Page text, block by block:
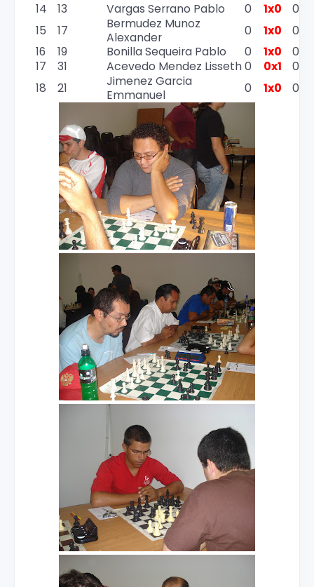
14
13 Vargas Serrano Pablo 0 1x0
0
15
17
Bermudez Munoz
Alexander
0 1x0
0
16
19 Bonilla Sequeira Pablo 0 1x0
0
17
31 Acevedo Mendez Lisseth0 0x1
0
18
21
Jimenez Garcia
Emmanuel
0 1x0 0